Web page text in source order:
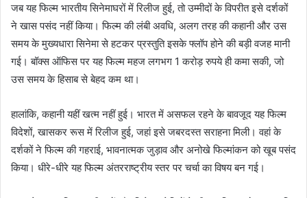
जब यह फिल्म भारतीय सिनेमाघरों में रिलीज हुई, तो उम्मीदों के विपरीत इसे दर्शकों
ने खास पसंद नहीं किया। फिल्म की लंबी अवधि, अलग तरह की कहानी और उस
समय के मुख्यधारा सिनेमा से हटकर प्रस्तुति इसके फ्लॉप होने की बड़ी वजह मानी
गई। बॉक्स ऑफिस पर यह फिल्म महज लगभग 1 करोड़ रुपये ही कमा सकी, जो
उस समय के हिसाब से बेहद कम था।
हालांकि, कहानी यहीं खत्म नहीं हुई। भारत में असफल रहने के बावजूद यह फिल्म
विदेशों, खासकर रूस में रिलीज हुई, जहां इसे जबरदस्त सराहना मिली। वहां के
दर्शकों ने फिल्म की गहराई, भावनात्मक जुड़ाव और अनोखे फिल्मांकन को खूब पसंद
किया। धीरे-धीरे यह फिल्म अंतरराष्ट्रीय स्तर पर चर्चा का विषय बन गई।